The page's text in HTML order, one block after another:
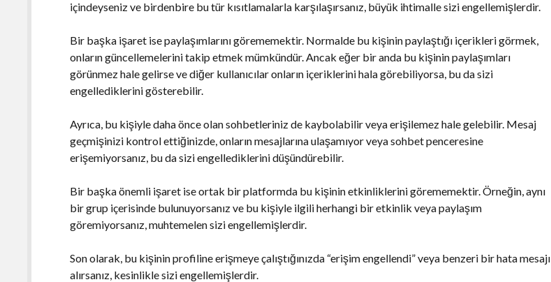
içindeyseniz ve birdenbire bu tür kısıtlamalarla karşılaşırsanız, büyük ihtimalle sizi engellemişlerdir.
Bir başka işaret ise paylaşımlarını görememektir. Normalde bu kişinin paylaştığı içerikleri görmek,
onların güncellemelerini takip etmek mümkündür. Ancak eğer bir anda bu kişinin paylaşımları
görünmez hale gelirse ve diğer kullanıcılar onların içeriklerini hala görebiliyorsa, bu da sizi
engellediklerini gösterebilir.
Ayrıca, bu kişiyle daha önce olan sohbetleriniz de kaybolabilir veya erişilemez hale gelebilir. Mesaj
geçmişinizi kontrol ettiğinizde, onların mesajlarına ulaşamıyor veya sohbet penceresine
erişemiyorsanız, bu da sizi engellediklerini düşündürebilir.
Bir başka önemli işaret ise ortak bir platformda bu kişinin etkinliklerini görememektir. Örneğin, aynı
bir grup içerisinde bulunuyorsanız ve bu kişiyle ilgili herhangi bir etkinlik veya paylaşım
göremiyorsanız, muhtemelen sizi engellemişlerdir.
Son olarak, bu kişinin profiline erişmeye çalıştığınızda “erişim engellendi” veya benzeri bir hata mesajı
alırsanız, kesinlikle sizi engellemişlerdir.